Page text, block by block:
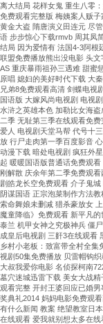
离大结局 花样女鬼 重生八零
免费观看完整版 梅姨案人贩
黄金大盗 隋唐演义田连元 尽
语 步步惊心下载rmvb 周其凤
结局 因为爱情有 法国4-3阿根
联盟免费播放熊出没电影 头
AS 重庆暴雨祖孙三遇难 甜蜜
原唱 媳妇的美好时代下载 大
兄弟8免费观看高清 剑蝶电视
国语版 大嫁风尚电视剧 电视
水浒之英雄本色 加勒比女海
二季 无耻第三季在线观看免
爱人 电视剧天堂马帮 代号十
放 行尸走肉第一季百度影音
动漫下载 暗处电视剧 疯狂外
起 暖暖国语版普通话免费观
刚解散 庆余年第二季免费观
剧皓龙长空免费观看 介子鬼
阴谋国语 正宗泡菜制作方法
索命舞娘未删减 猎杀豪放女
魔童降临》免费观看 新平凡
泰兰 机甲女神之究极神兵 僵
成皇后电视剧 三姧3在线观看
乡村小老板：致富带全村全
视剧50集免费播放 贝雷帽钩
大叔我爱你电影 名侦探柯南
墓穴迷城迅雷下载 美女大战
观看完整 开封王婆回应已婚
奖典礼2014 妈妈电影免费观
有什么新闻 教案 绝望教室日
在线观看 爱我就别想太多在